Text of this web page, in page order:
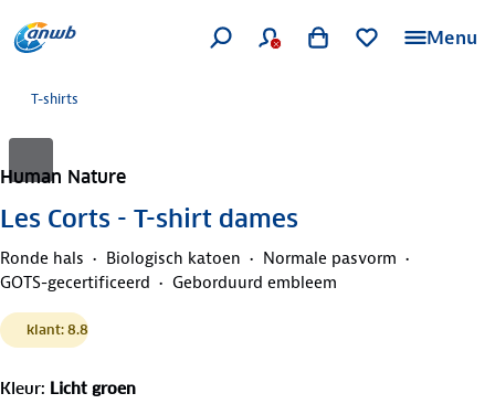
Menu
T-shirts
Human Nature
Les Corts - T-shirt dames
Ronde hals Biologisch katoen
Normale pasvorm
GOTS-gecertificeerd
Geborduurd embleem
klant: 8.8
Kleur: Licht groen